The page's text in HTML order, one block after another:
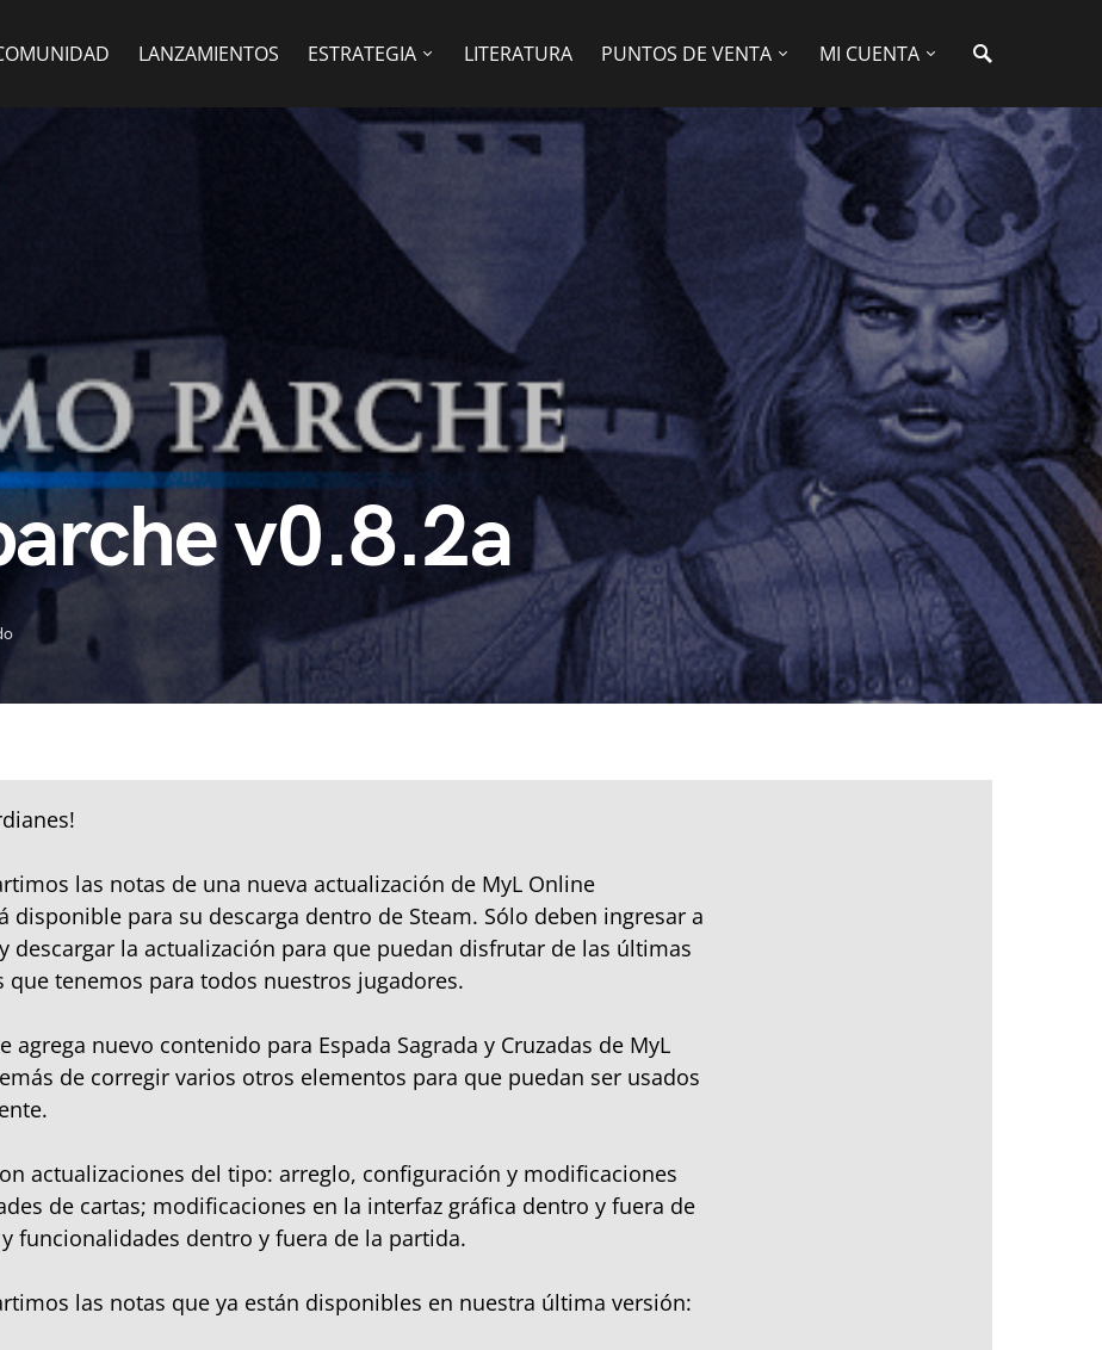
LANZAMIENTOS ESTRATEGIA LITERATURA PUNTOS DE VENTA MI CUENTA
v0.8.2a
las notas de una nueva actualización de MyL Online
disponible para su descarga dentro de Steam. Sólo deben ingresar a
descargar la actualización para que puedan disfrutar de las últimas
que tenemos para todos nuestros jugadores.
agrega nuevo contenido para Espada Sagrada y Cruzadas de MyL
de corregir varios otros elementos para que puedan ser usados
actualizaciones del tipo: arreglo, configuración y modificaciones
de cartas; modificaciones en la interfaz gráfica dentro y fuera de
funcionalidades dentro y fuera de la partida.
las notas que ya están disponibles en nuestra última versión: